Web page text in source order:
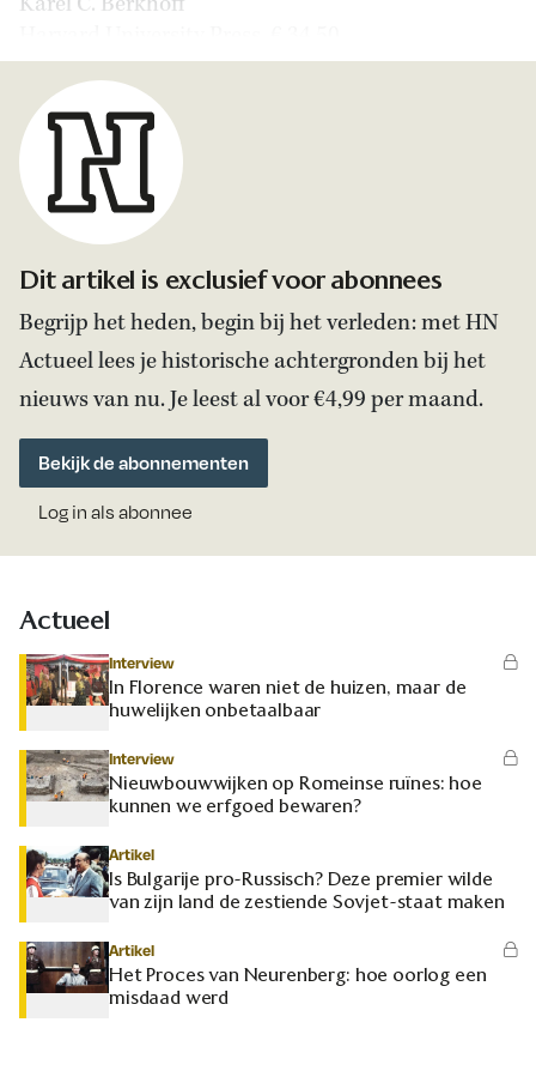
Dit artikel is exclusief voor abonnees
Begrijp het heden, begin bij het verleden: met HN
Actueel lees je historische achtergronden bij het
nieuws van nu. Je leest al voor €4,99 per maand.
Bekijk de abonnementen
Log in als abonnee
Actueel
Interview
In Florence waren niet de huizen, maar de
huwelijken onbetaalbaar
Interview
Nieuwbouwwijken op Romeinse ruïnes: hoe
kunnen we erfgoed bewaren?
Artikel
Is Bulgarije pro-Russisch? Deze premier wilde
van zijn land de zestiende Sovjet-staat maken
Artikel
Het Proces van Neurenberg: hoe oorlog een
misdaad werd